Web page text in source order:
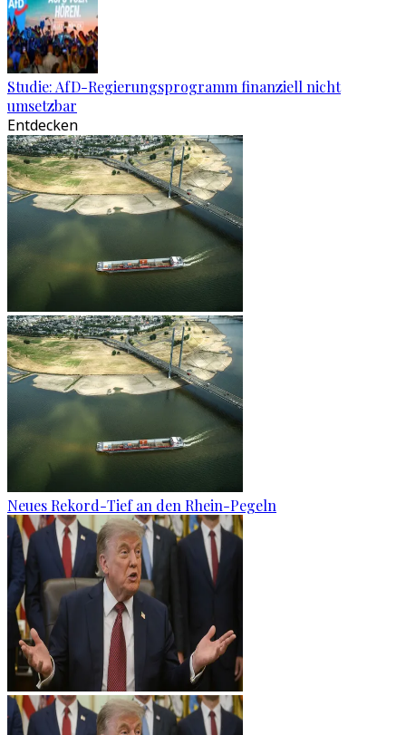
Studie: AfD-Regierungsprogramm finanziell nicht
umsetzbar
Entdecken
Neues Rekord-Tief an den Rhein-Pegeln